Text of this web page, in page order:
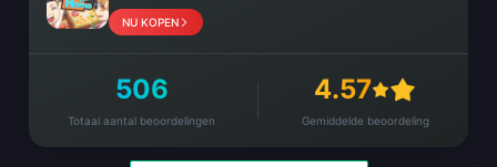
NU KOPEN
506
Totaal aantal beoordelingen
4.57
Gemiddelde beoordeling